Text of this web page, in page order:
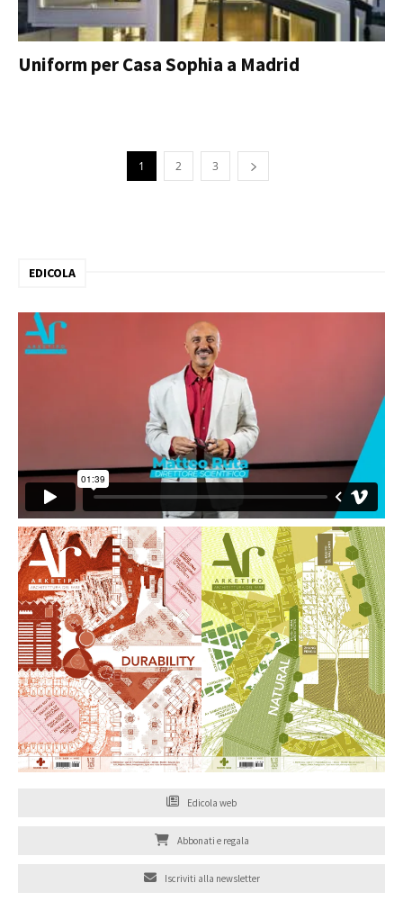
Uniform per Casa Sophia a Madrid
1 2 3
EDICOLA
Edicola web
Abbonati e regala
Iscriviti alla newsletter